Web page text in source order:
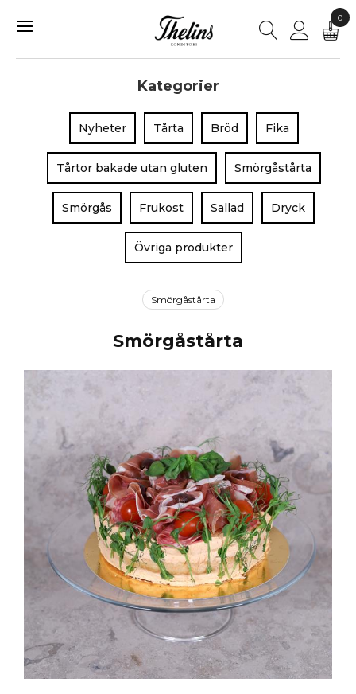
0
Kategorier
Nyheter Tårta Bröd Fika
Tårtor bakade utan gluten Smörgåstårta
Smörgås Frukost Sallad Dryck
Övriga produkter
Smörgåstårta
Smörgåstårta